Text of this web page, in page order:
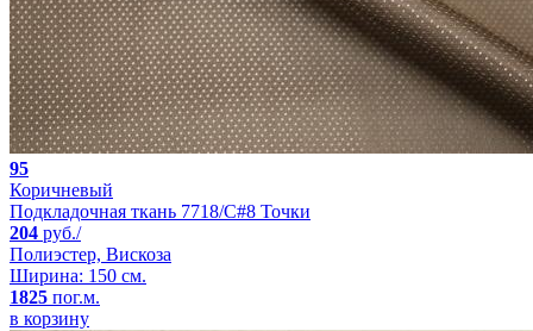
95
Коричневый
Подкладочная ткань 7718/C#8 Точки
204 руб./
Полиэстер, Вискоза
Ширина: 150 см.
1825 пог.м.
в корзину